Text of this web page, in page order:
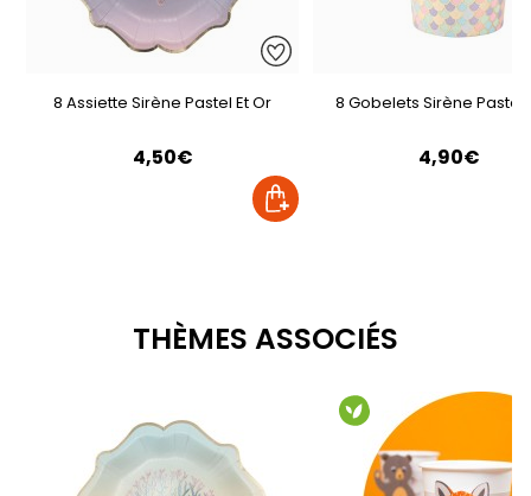
8 Assiette Sirène Pastel Et Or
4,50€
8 Gobelets Sirène Pastel
4,90€
THÈMES ASSOCIÉS